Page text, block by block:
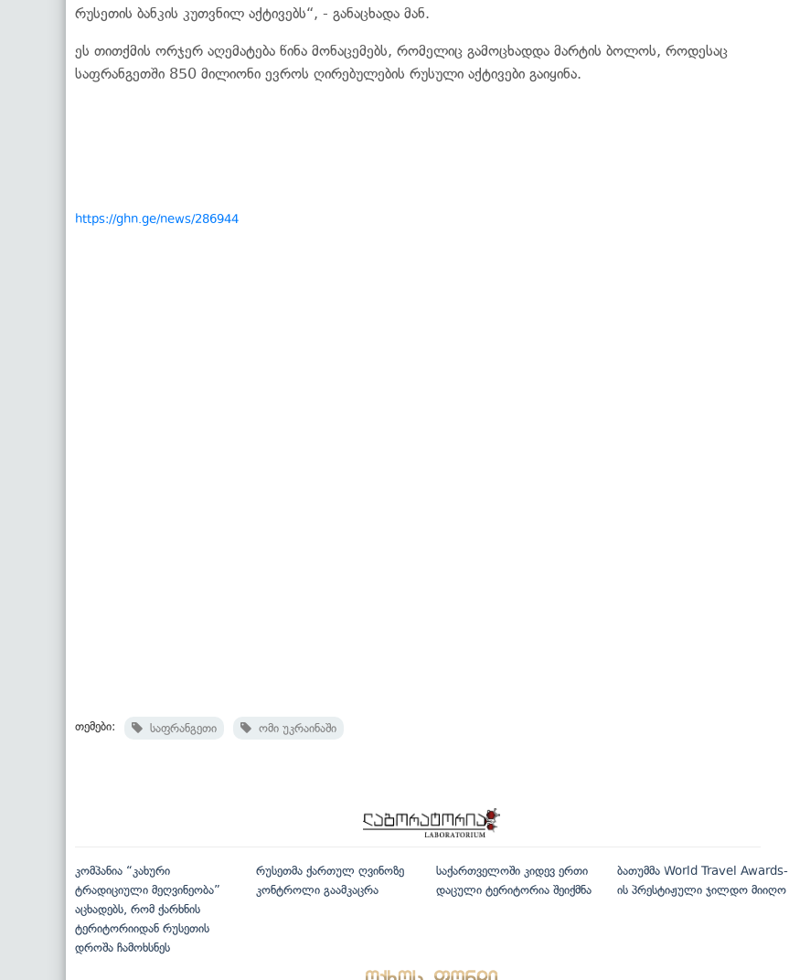
რუსეთის ბანკის კუთვნილ აქტივებს“, - განაცხადა მან.
ეს თითქმის ორჯერ აღემატება წინა მონაცემებს, რომელიც გამოცხადდა მარტის ბოლოს, როდესაც
საფრანგეთში 850 მილიონი ევროს ღირებულების რუსული აქტივები გაიყინა.
https://ghn.ge/news/286944
თემები: საფრანგეთი ომი უკრაინაში
კომპანია “კახური
ტრადიციული მეღვინეობა”
აცხადებს, რომ ქარხნის
ტერიტორიიდან რუსეთის
დროშა ჩამოხსნეს
რუსეთმა ქართულ ღვინოზე
კონტროლი გაამკაცრა
საქართველოში კიდევ ერთი
დაცული ტერიტორია შეიქმნა
ბათუმმა World Travel Awards-
ის პრესტიჟული ჯილდო მიიღო